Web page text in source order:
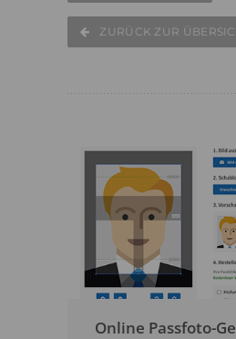
ZURÜCK ZUR
Online Passfoto-